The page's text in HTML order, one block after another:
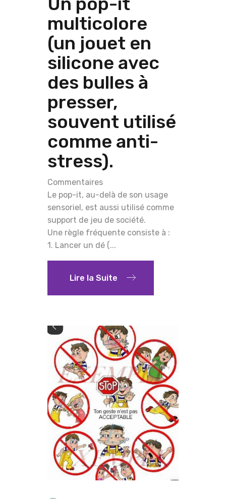
multicolore
(un jouet en
silicone avec
des bulles à
presser,
souvent utilisé
comme anti-
stress).
Commentaires
Le pop-it, au-delà de son usage
sensoriel, est aussi utilisé comme
support de jeu de société.
Une règle fréquente consiste à :
1. Lancer un dé (...
Lire la Suite